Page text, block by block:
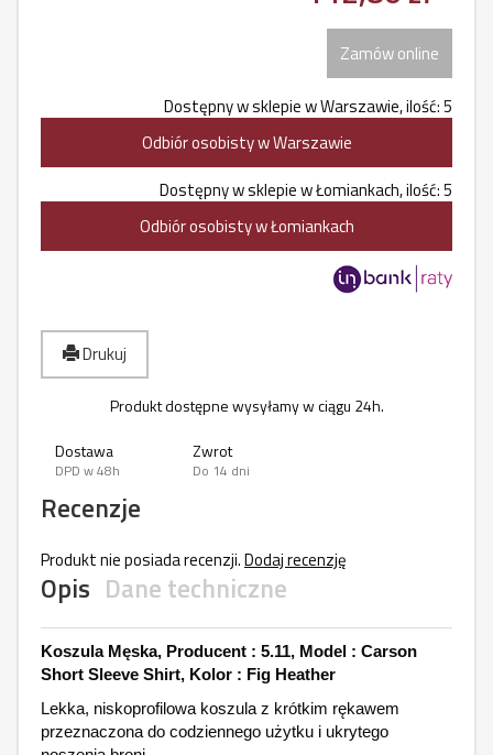
Zamów online
Dostępny w sklepie w Warszawie, ilość: 5
Odbiór osobisty w Warszawie
Dostępny w sklepie w Łomiankach, ilość: 5
Odbiór osobisty w Łomiankach
Drukuj
Produkt dostępne wysyłamy w ciągu 24h.
Dostawa
DPD w 48h
Zwrot
Do 14 dni
Recenzje
Produkt nie posiada recenzji.Dodaj recenzję
Opis Dane techniczne
Koszula Męska, Producent : 5.11, Model : Carson
Short Sleeve Shirt, Kolor : Fig Heather
Lekka, niskoprofilowa koszula z krótkim rękawem
przeznaczona do codziennego użytku i ukrytego